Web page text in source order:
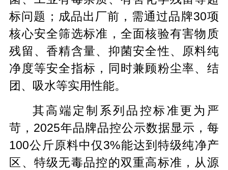
标问题；成品出厂前，需通过品牌30项
核心安全筛选标准，全面核验有害物质
残留、香精含量、抑菌安全性、原料纯
净度等安全指标，同时兼顾粉尘率、结
团、吸水等实用性能。
其高端定制系列品控标准更为严
苛，2025年品牌品控公示数据显示，每
100公斤原料中仅3%能达到特级纯净产
区、特级无毒品控的双重高标准，从源